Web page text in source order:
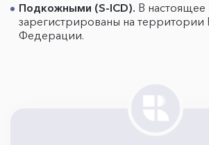
Подкожными (S-ICD). В
зарегистрированы на территории
Федерации.